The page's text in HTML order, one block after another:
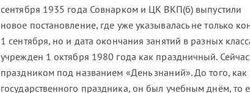
сентября 1935 года Совнарком и ЦК ВКП(б) выпустили
новое постановление, где уже указывалась не только
1 сентября, но и дата окончания занятий в разных
учрежден 1 октября 1980 года как праздничный.
праздником под названием «День знаний». До того, как
государственного праздника, он был учебным днём, то